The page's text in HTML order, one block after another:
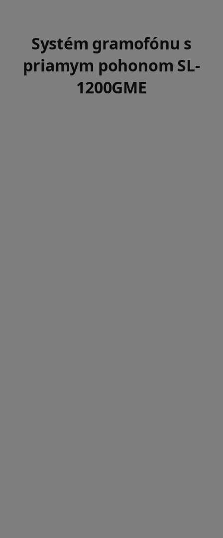
Systém gramofónu s
priamym pohonom SL-
1200GME